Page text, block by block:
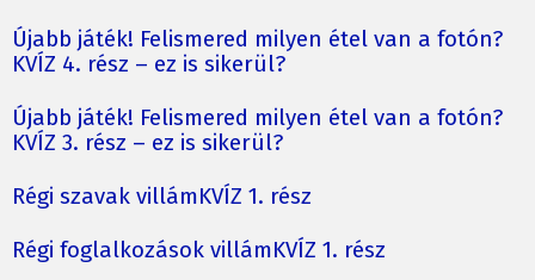
Újabb játék! Felismered milyen étel van a fotón?
KVÍZ 4. rész – ez is sikerül?
Újabb játék! Felismered milyen étel van a fotón?
KVÍZ 3. rész – ez is sikerül?
Régi szavak villámKVÍZ 1. rész
Régi foglalkozások villámKVÍZ 1. rész